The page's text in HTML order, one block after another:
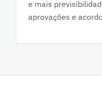
e mais
aprovações e